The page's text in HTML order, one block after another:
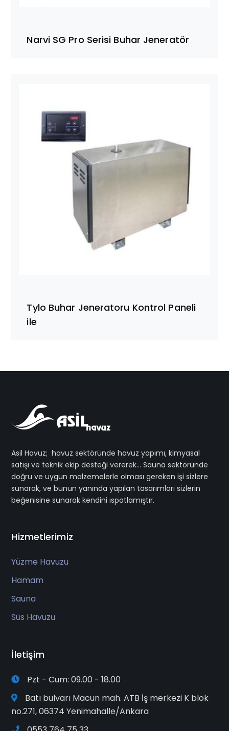
Narvi SG Pro Serisi Buhar Jeneratör
Tylo Buhar Jeneratoru Kontrol Paneli
ile
Asil Havuz; havuz sektöründe havuz yapımı, kimyasal
satışı ve teknik ekip desteği vererek… Sauna sektöründe
doğru ve uygun malzemelerle olması gereken işi sizlere
sunarak, ve bunun yanında yapılan tasarımları sizlerin
beğenisine sunarak kendini ıspatlamıştır.
Hizmetlerimiz
Yüzme Havuzu
Hamam
Sauna
Süs Havuzu
İletişim
Pzt - Cum: 09.00 - 18.00
Batı bulvarı Macun mah. ATB İş merkezi K blok
no.271, 06374 Yenimahalle/Ankara